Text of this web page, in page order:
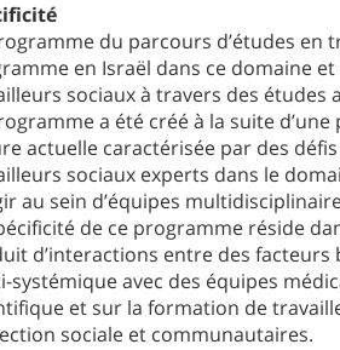
du parcours d’études en
en Israël dans ce domaine
sociaux à travers des études
a été créé à la suite
actuelle caractérisée par des
sociaux experts dans le
au sein d’équipes
de ce programme réside
d’interactions entre des facteurs
systémique avec des équipes
et sur la formation de
sociale et communautaires.